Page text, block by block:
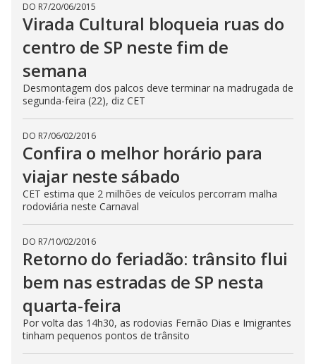
DO R7/20/06/2015
Virada Cultural bloqueia ruas do
centro de SP neste fim de
semana
Desmontagem dos palcos deve terminar na madrugada de
segunda-feira (22), diz CET
DO R7/06/02/2016
Confira o melhor horário para
viajar neste sábado
CET estima que 2 milhões de veículos percorram malha
rodoviária neste Carnaval
DO R7/10/02/2016
Retorno do feriadão: trânsito flui
bem nas estradas de SP nesta
quarta-feira
Por volta das 14h30, as rodovias Fernão Dias e Imigrantes
tinham pequenos pontos de trânsito